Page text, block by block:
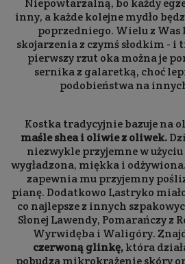
Niepowtarzalną, bo każdy
inny, a każde kolejne mydło
poprzedniego. Wielu z Was
skojarzenia z czymś słodkim - i
pierwszy rzut oka można je
sernika z galaretką, choć
podobieństwa na
Kostka tradycyjnie bazuje na
maśle shea i oliwie z oliwek.
niezwykle przyjemne w
wygładzona, miękka i
zapewnia mu przyjemny
pianę. Dodatkowo Lastryko
co najlepsze z innych
Słonej Lawendy, Pomarańczy z
Wyrwidęba i Waligóry.
czerwoną glinkę,która
pobudza mikrokrążenie skóry